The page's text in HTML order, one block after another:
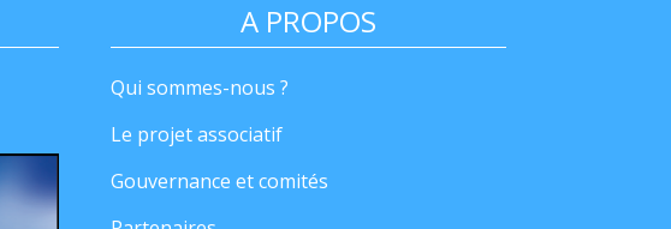
A PROPOS
Qui sommes-nous ?
Le projet associatif
Gouvernance et comités